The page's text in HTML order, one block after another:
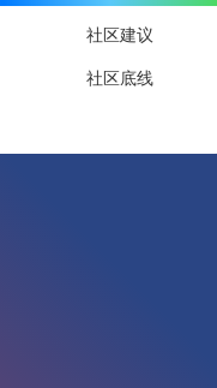
社区建议
社区底线